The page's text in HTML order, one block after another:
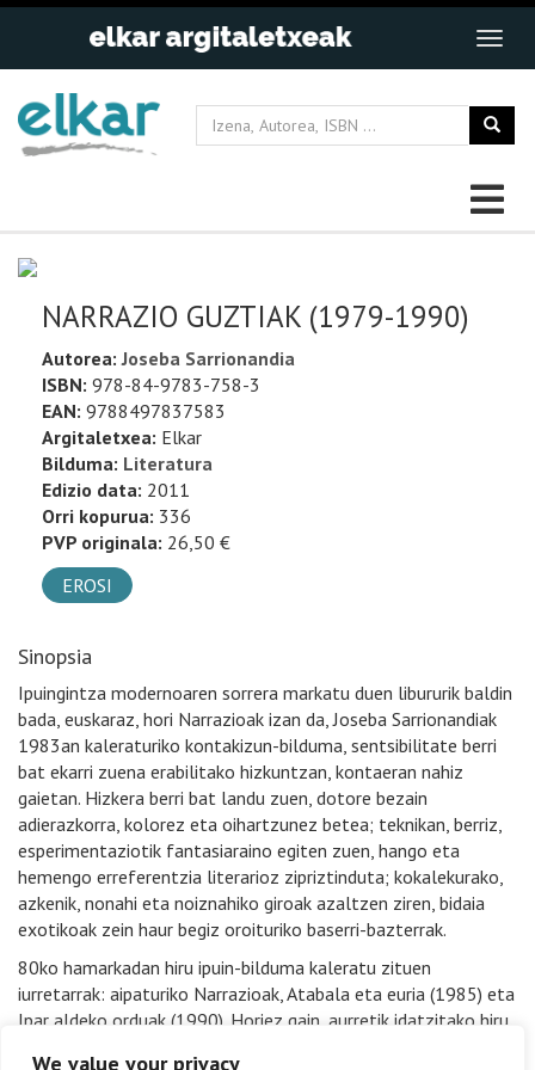
We value your privacy
NARRAZIO GUZTIAK (1979-1990)
Autorea:Joseba Sarrionandia
ISBN: 978-84-9783-758-3
EAN: 9788497837583
Argitaletxea: Elkar
Bilduma: Literatura
Edizio data: 2011
Orri kopurua: 336
PVP originala: 26,50 €
EROSI
Sinopsia
Ipuingintza modernoaren sorrera markatu duen libururik baldin
bada, euskaraz, hori Narrazioak izan da, Joseba Sarrionandiak
1983an kaleraturiko kontakizun-bilduma, sentsibilitate berri
bat ekarri zuena erabilitako hizkuntzan, kontaeran nahiz
gaietan. Hizkera berri bat landu zuen, dotore bezain
adierazkorra, kolorez eta oihartzunez betea; teknikan, berriz,
esperimentaziotik fantasiaraino egiten zuen, hango eta
hemengo erreferentzia literarioz zipriztinduta; kokalekurako,
azkenik, nonahi eta noiznahiko giroak azaltzen ziren, bidaia
exotikoak zein haur begiz oroituriko baserri-bazterrak.
80ko hamarkadan hiru ipuin-bilduma kaleratu zituen
iurretarrak: aipaturiko Narrazioak, Atabala eta euria (1985) eta
Ipar aldeko orduak (1990). Horiez gain, aurretik idatzitako hiru